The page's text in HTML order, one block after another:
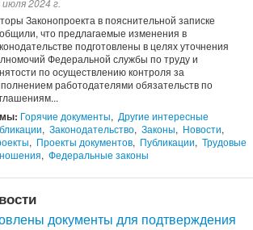
июля 2024 г.
Законопроекта в пояснительной записке
что предлагаемые изменения в
подготовлены в целях уточнения
Федеральной службы по труду и
по осуществлению контроля за
работодателями обязательств по
Горячие документы, Другие интересные
, Законодательство, Законы, Новости,
, Проекты документов, Публикации, Трудовые
, Федеральные законы
документы для подтверждения